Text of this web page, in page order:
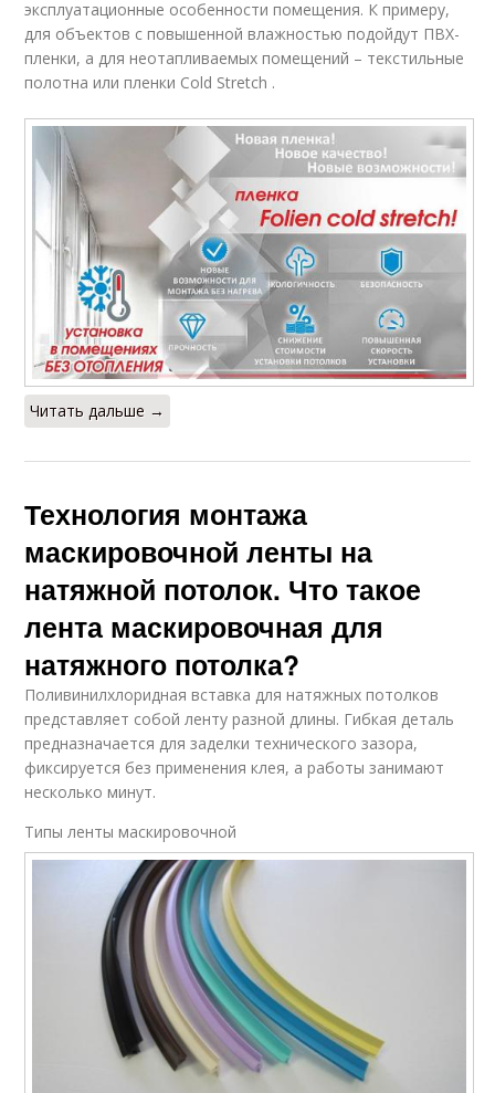
эксплуатационные особенности помещения. К примеру,
для объектов с повышенной влажностью подойдут ПВХ-
пленки, а для неотапливаемых помещений – текстильные
полотна или пленки Cold Stretch .
Читать дальше →
Технология монтажа
маскировочной ленты на
натяжной потолок. Что такое
лента маскировочная для
натяжного потолка?
Поливинилхлоридная вставка для натяжных потолков
представляет собой ленту разной длины. Гибкая деталь
предназначается для заделки технического зазора,
фиксируется без применения клея, а работы занимают
несколько минут.
Типы ленты маскировочной